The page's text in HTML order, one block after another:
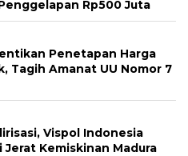
Rp500 Juta
Penetapan Harga
Tagih Amanat UU Nomor 7
Vispol Indonesia
Kemiskinan Madura